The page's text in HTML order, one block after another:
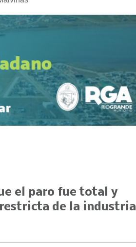
el paro fue total y
de la industria